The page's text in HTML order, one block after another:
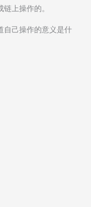
上操作的。
自己操作的意义是什